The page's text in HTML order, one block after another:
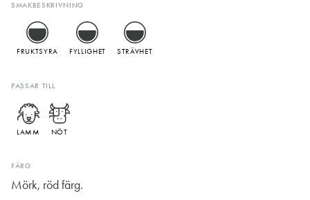
SMAKBESKRIVNING
FRUKTSYRA FYLLIGHET STRÄVHET
PASSAR TILL
LAMM NÖT
FÄRG
Mörk, röd färg.